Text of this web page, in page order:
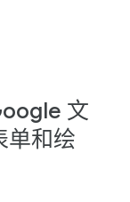
文
单和绘